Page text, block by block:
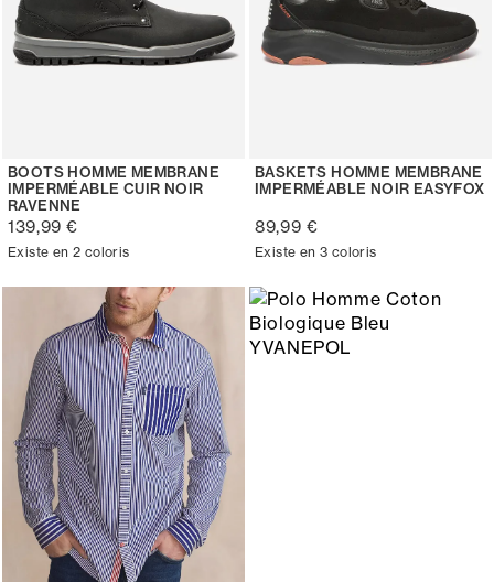
BOOTS HOMME MEMBRANE
IMPERMÉABLE CUIR NOIR
RAVENNE
139,99 €
Existe en 2 coloris
BASKETS HOMME MEMBRANE
IMPERMÉABLE NOIR EASYFOX
89,99 €
Existe en 3 coloris